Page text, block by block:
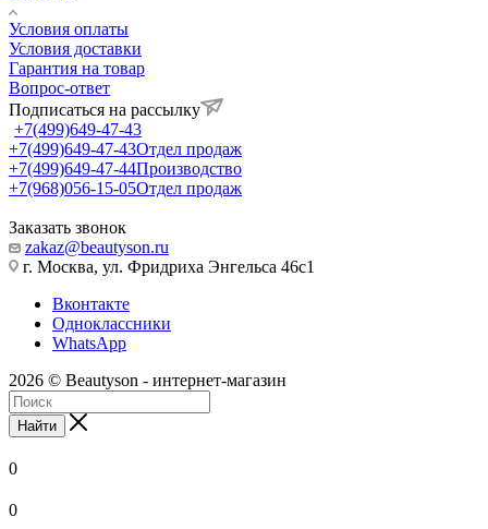
Условия оплаты
Условия доставки
Гарантия на товар
Вопрос-ответ
Подписаться на рассылку
+7(499)649-47-43
+7(499)649-47-43Отдел продаж
+7(499)649-47-44Производство
+7(968)056-15-05Отдел продаж
Заказать звонок
zakaz@beautyson.ru
г. Москва, ул. Фридриха Энгельса 46с1
Вконтакте
Одноклассники
WhatsApp
2026 © Beautyson - интернет-магазин
Найти
0
0